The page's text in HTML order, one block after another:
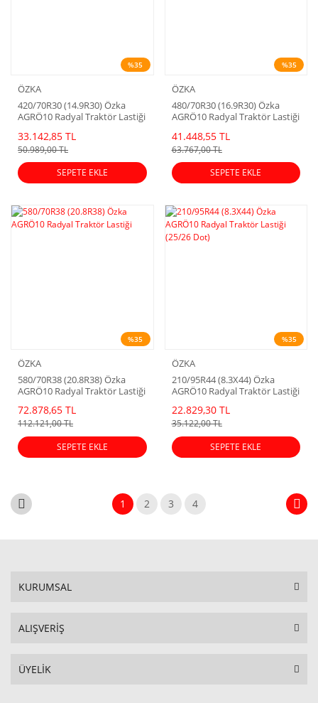
%35
ÖZKA
420/70R30 (14.9R30) Özka
AGRÖ10 Radyal Traktör Lastiği
33.142,85 TL
50.989,00 TL
SEPETE EKLE
%35
ÖZKA
480/70R30 (16.9R30) Özka
AGRÖ10 Radyal Traktör Lastiği
41.448,55 TL
63.767,00 TL
SEPETE EKLE
%35
ÖZKA
580/70R38 (20.8R38) Özka
AGRÖ10 Radyal Traktör Lastiği
72.878,65 TL
112.121,00 TL
SEPETE EKLE
%35
ÖZKA
210/95R44 (8.3X44) Özka
AGRÖ10 Radyal Traktör Lastiği
22.829,30 TL
35.122,00 TL
SEPETE EKLE
1 2 3 4
KURUMSAL
ALIŞVERİŞ
ÜYELİK